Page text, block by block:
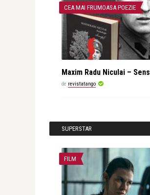
CEA MAI FRUMOASA POEZIE
Maxim Radu Niculai – Sens
de revistatango
SUPERSTAR
FILM